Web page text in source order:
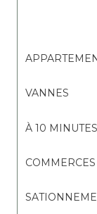
VANNES
À 10